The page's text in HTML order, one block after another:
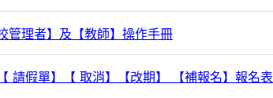
管理者】及【教師】操作手冊
請假單】【 取消】【改期】 【補報名】報名表